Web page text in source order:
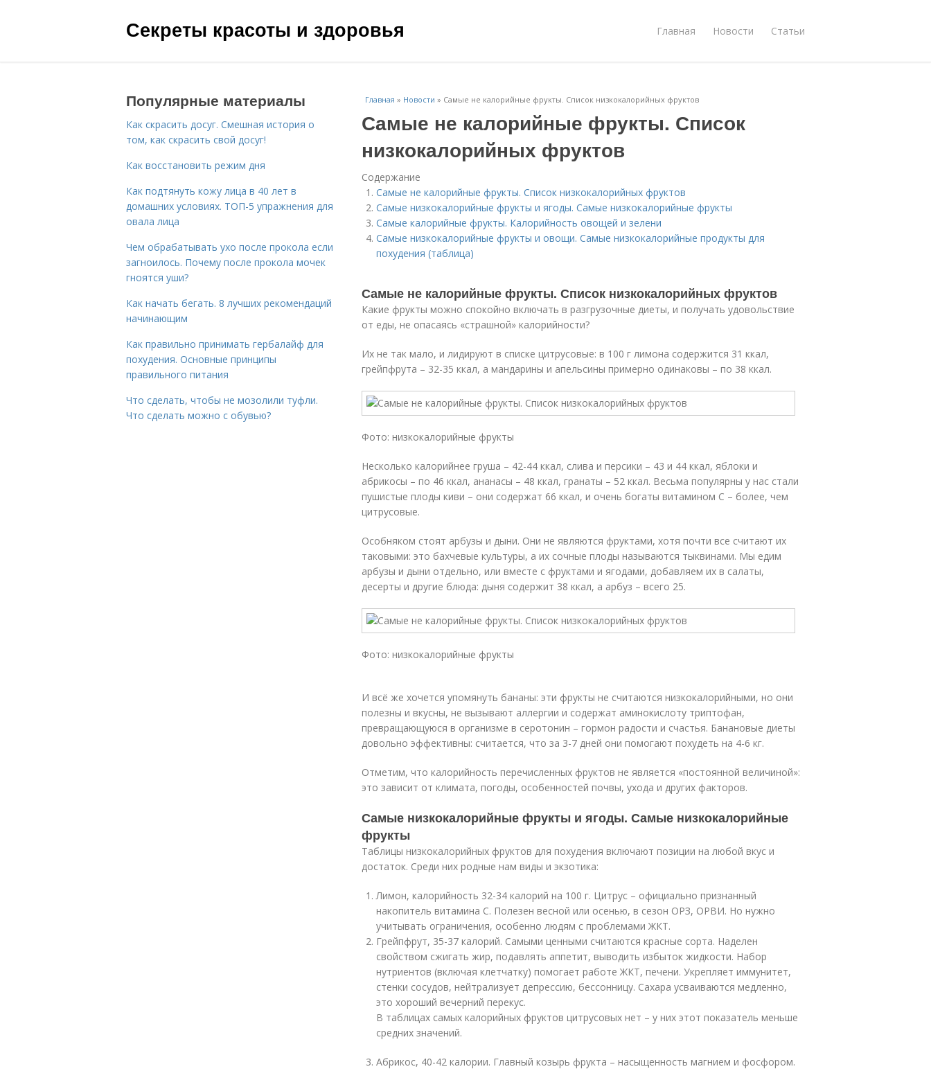
Секреты красоты и здоровья Главная Новости Статьи
Главная » Новости » Самые не калорийные фрукты. Список низкокалорийных фруктов
Самые не калорийные фрукты. Список
низкокалорийных фруктов
Содержание
Самые не калорийные фрукты. Список низкокалорийных фруктов
Самые низкокалорийные фрукты и ягоды. Самые низкокалорийные фрукты
Самые калорийные фрукты. Калорийность овощей и зелени
Самые низкокалорийные фрукты и овощи. Самые низкокалорийные продукты для
похудения (таблица)
Самые не калорийные фрукты. Список низкокалорийных фруктов
Какие фрукты можно спокойно включать в разгрузочные диеты, и получать удовольствие
от еды, не опасаясь «страшной» калорийности?
Их не так мало, и лидируют в списке цитрусовые: в 100 г лимона содержится 31 ккал,
грейпфрута – 32-35 ккал, а мандарины и апельсины примерно одинаковы – по 38 ккал.
Фото: низкокалорийные фрукты
Несколько калорийнее груша – 42-44 ккал, слива и персики – 43 и 44 ккал, яблоки и
абрикосы – по 46 ккал, ананасы – 48 ккал, гранаты – 52 ккал. Весьма популярны у нас стали
пушистые плоды киви – они содержат 66 ккал, и очень богаты витамином С – более, чем
цитрусовые.
Особняком стоят арбузы и дыни. Они не являются фруктами, хотя почти все считают их
таковыми: это бахчевые культуры, а их сочные плоды называются тыквинами. Мы едим
арбузы и дыни отдельно, или вместе с фруктами и ягодами, добавляем их в салаты,
десерты и другие блюда: дыня содержит 38 ккал, а арбуз – всего 25.
Фото: низкокалорийные фрукты
И всё же хочется упомянуть бананы: эти фрукты не считаются низкокалорийными, но они
полезны и вкусны, не вызывают аллергии и содержат аминокислоту триптофан,
превращающуюся в организме в серотонин – гормон радости и счастья. Банановые диеты
довольно эффективны: считается, что за 3-7 дней они помогают похудеть на 4-6 кг.
Отметим, что калорийность перечисленных фруктов не является «постоянной величиной»:
это зависит от климата, погоды, особенностей почвы, ухода и других факторов.
Самые низкокалорийные фрукты и ягоды. Самые низкокалорийные
фрукты
Таблицы низкокалорийных фруктов для похудения включают позиции на любой вкус и
достаток. Среди них родные нам виды и экзотика:
Лимон, калорийность 32-34 калорий на 100 г. Цитрус – официально признанный
накопитель витамина С. Полезен весной или осенью, в сезон ОРЗ, ОРВИ. Но нужно
учитывать ограничения, особенно людям с проблемами ЖКТ.
Грейпфрут, 35-37 калорий. Самыми ценными считаются красные сорта. Наделен
свойством сжигать жир, подавлять аппетит, выводить избыток жидкости. Набор
нутриентов (включая клетчатку) помогает работе ЖКТ, печени. Укрепляет иммунитет,
стенки сосудов, нейтрализует депрессию, бессонницу. Сахара усваиваются медленно,
это хороший вечерний перекус.
В таблицах самых калорийных фруктов цитрусовых нет – у них этот показатель меньше
средних значений.
Абрикос, 40-42 калории. Главный козырь фрукта – насыщенность магнием и фосфором.
Популярные материалы
Как скрасить досуг. Смешная история о
том, как скрасить свой досуг!
Как восстановить режим дня
Как подтянуть кожу лица в 40 лет в
домашних условиях. ТОП-5 упражнения для
овала лица
Чем обрабатывать ухо после прокола если
загноилось. Почему после прокола мочек
гноятся уши?
Как начать бегать. 8 лучших рекомендаций
начинающим
Как правильно принимать гербалайф для
похудения. Основные принципы
правильного питания
Что сделать, чтобы не мозолили туфли.
Что сделать можно с обувью?